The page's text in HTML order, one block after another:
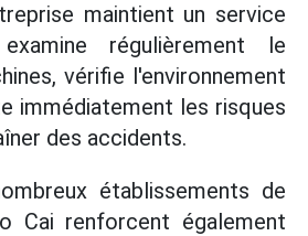
maintient un service
régulièrement le
vérifie l'environnement
immédiatement les risques
des accidents.
établissements de
Cai renforcent également